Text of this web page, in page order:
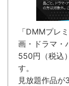
「DMMプレ
画・ドラマ・
550円（税込
す。
見放題作品が